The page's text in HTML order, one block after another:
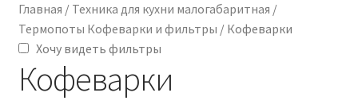
Контакты
Главная / Техника для кухни малогабаритная /
Термопоты Кофеварки и фильтры / Кофеварки
Хочу видеть фильтры
Кофеварки